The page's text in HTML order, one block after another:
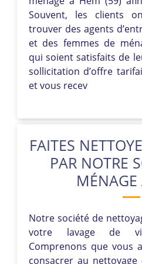
Souvent, les clients
trouver des agents
et des femmes de
qui soient satisfaits de
sollicitation d’offre
et vous recev
FAITES
PAR NOTRE
Notre société de
votre lavage de
Comprenons que vous
consacrer au